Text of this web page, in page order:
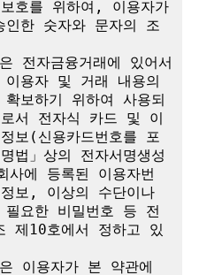
호를 위하여, 이용자가
인한 숫자와 문자의 조
전자금융거래에 있어서
이용자 및 거래 내용의
보하기 위하여 사용되
서 전자식 카드 및 이
보(신용카드번호를 포
법」상의 전자서명생성
에 등록된 이용자번
보, 이상의 수단이나
필요한 비밀번호 등 전
제10호에서 정하고 있
이용자가 본 약관에